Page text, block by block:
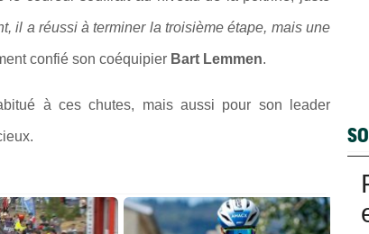
il a réussi à terminer la troisième étape, mais une
confié son coéquipier Bart Lemmen.
à ces chutes, mais aussi pour son leader